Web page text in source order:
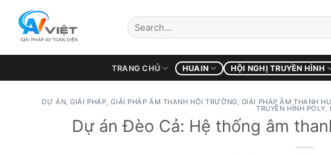
Chuyển
dung
TRANG CHỦ HUAIN HỘI NGHỊ TRUYỀN HÌNH
DỰ ÁN,GIẢI PHÁP,GIẢI PHÁP ÂM THANH HỘI TRƯỜNG, GIẢI PHÁP ÂM THANH
TRUYỀN HÌNH POLY,
Dự án Đèo Cả: Hệ thống âm